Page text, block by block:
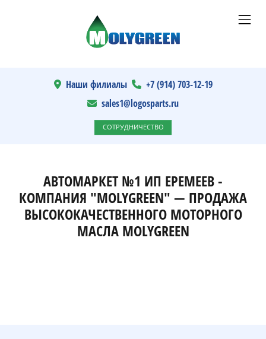
Наши филиалы
+7 (914) 703-12-19
sales1@logosparts.ru
СОТРУДНИЧЕСТВО
АВТОМАРКЕТ №1 ИП ЕРЕМЕЕВ -
КОМПАНИЯ "MOLYGREEN" — ПРОДАЖА
ВЫСОКОКАЧЕСТВЕННОГО МОТОРНОГО
МАСЛА MOLYGREEN